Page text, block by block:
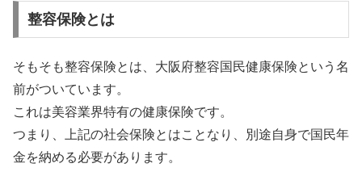
整容保険とは
そもそも整容保険とは、大阪府整容国民健康保険という名
前がついています。
これは美容業界特有の健康保険です。
つまり、上記の社会保険とはことなり、別途自身で国民年
金を納める必要があります。